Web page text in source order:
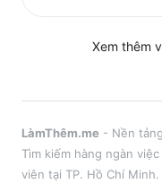
Xem thêm
LàmThêm.me - Nền
Tìm kiếm hàng ngàn
viên tại TP. Hồ Chí Minh